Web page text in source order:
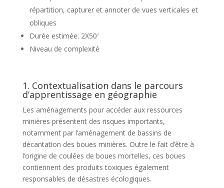
répartition, capturer et annoter de vues verticales et
obliques
Durée estimée: 2X50′
Niveau de complexité
1. Contextualisation dans le parcours
d’apprentissage en géographie
Les aménagements pour accéder aux ressources
minières présentent des risques importants,
notamment par l’aménagement de bassins de
décantation des boues minières. Outre le fait d’être à
l’origine de coulées de boues mortelles, ces boues
contiennent des produits toxiques également
responsables de désastres écologiques.